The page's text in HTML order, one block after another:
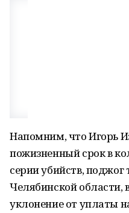
Напомним, что Игорь
пожизненный срок в
серии убийств, поджог
Челябинской области,
уклонение от уплаты